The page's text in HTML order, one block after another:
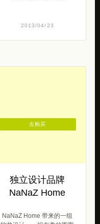
2013/04/23
独立设计品牌
NaNaZ Home
NaNaZ Home 带来的一组
去购买